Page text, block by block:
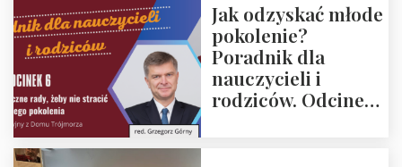
Jak odzyskać młode
pokolenie?
Poradnik dla
nauczycieli i
rodziców. Odcinek